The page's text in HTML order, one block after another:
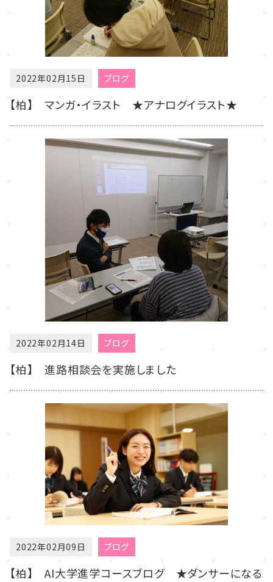
2022年02月15日 ブログ
【柏】 マンガ・イラスト ★アナログイラスト★
2022年02月14日 ブログ
【柏】 進路相談会を実施しました
2022年02月09日 ブログ
【柏】 AI大学進学コースブログ ★ダンサーになる